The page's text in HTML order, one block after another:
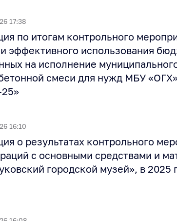
17:38
по итогам контрольного
эффективного использования
на исполнение
смеси для нужд МБУ
16:10
о результатах контрольного
с основными средствами и
городской музей», в 2025